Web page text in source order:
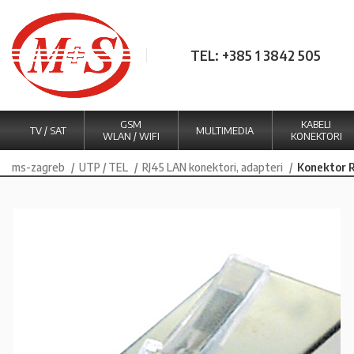
TEL: +385 1 3842 505
TV / SAT
GSM
WLAN / WIFI
MULTIMEDIA
KABELI
KONEKTORI
ms-zagreb UTP / TEL RJ45 LAN konektori, adapteri Konektor